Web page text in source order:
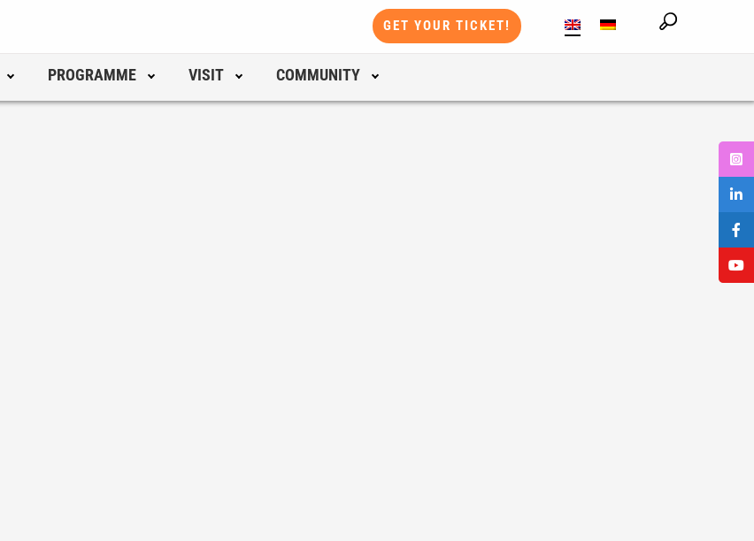
GET YOUR TICKET!
PROGRAMME VISIT COMMUNITY